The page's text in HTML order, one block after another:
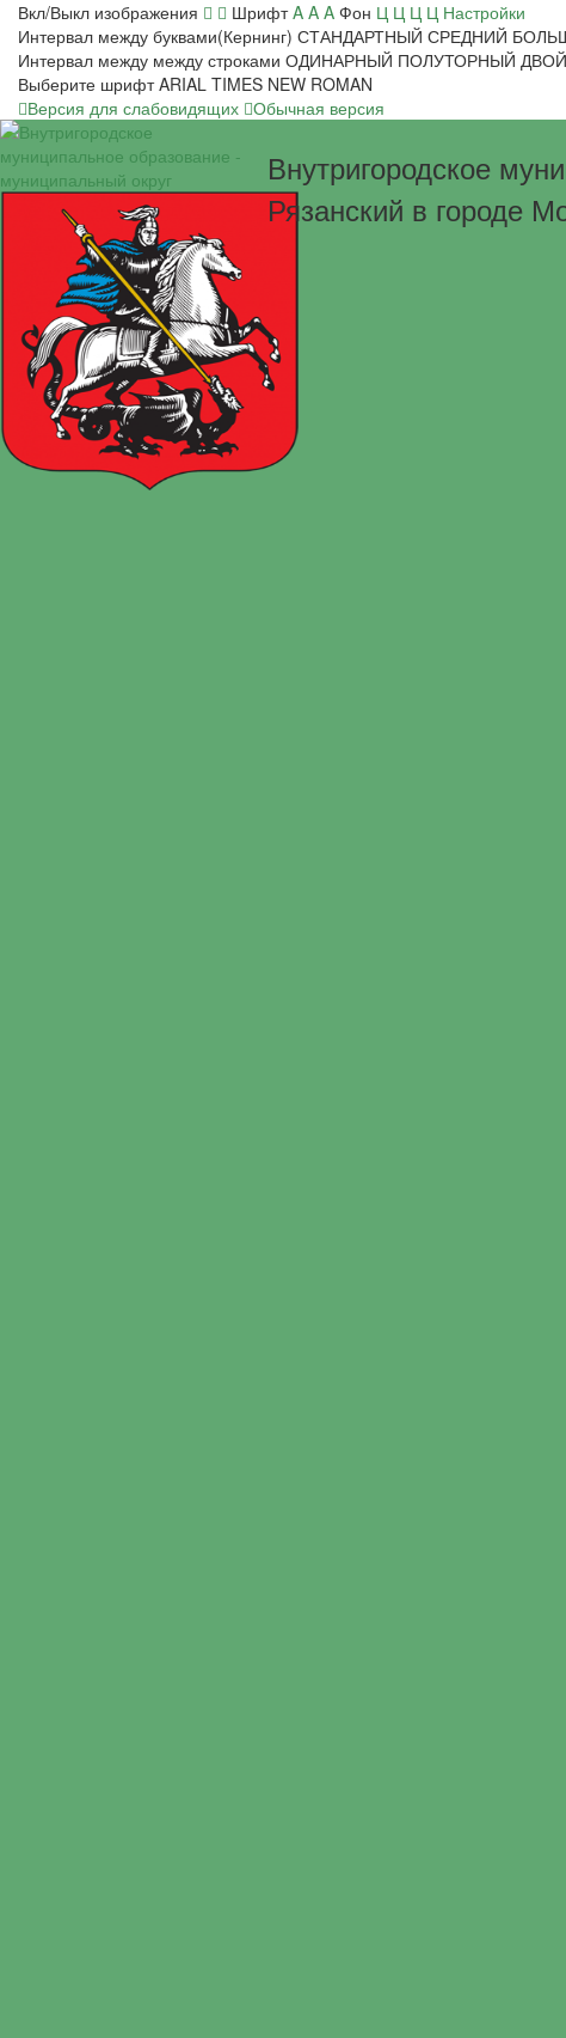
Вкл/Выкл изображения Шрифт A A A Фон Ц Ц Ц Ц Настройки
Интервал между буквами(Кернинг) СТАНДАРТНЫЙ СРЕДНИЙ
Интервал между между строками ОДИНАРНЫЙ ПОЛУТОРНЫЙ
Выберите шрифтARIAL TIMES NEW ROMAN
Версия для слабовидящих Обычная версия
Внутригородское
Рязанский в городе